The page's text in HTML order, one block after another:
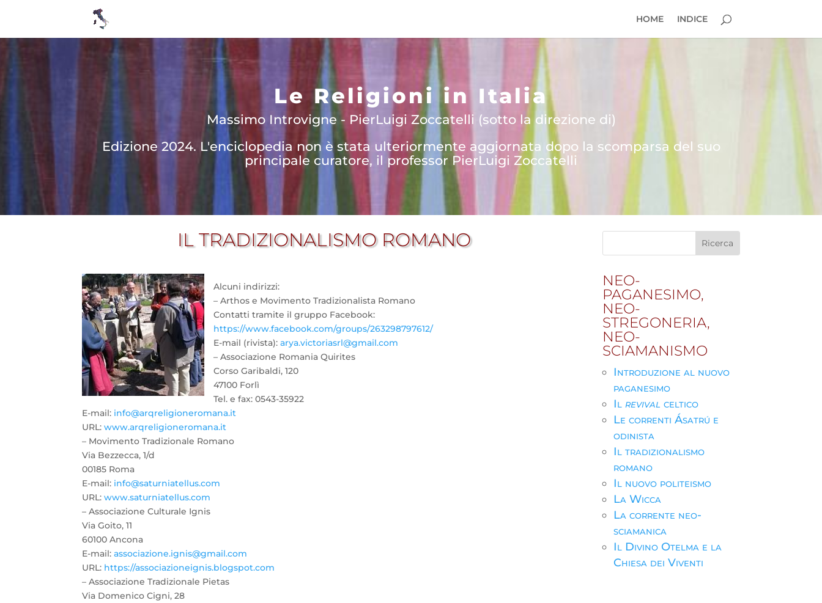
HOME INDICE
Le Religioni in Italia
Massimo Introvigne - PierLuigi Zoccatelli (sotto la direzione di)
Edizione 2024. L'enciclopedia non è stata ulteriormente aggiornata dopo la scomparsa del suo
principale curatore, il professor PierLuigi Zoccatelli
IL TRADIZIONALISMO ROMANO
Alcuni indirizzi:
– Arthos e Movimento Tradizionalista Romano
Contatti tramite il gruppo Facebook:
https://www.facebook.com/groups/263298797612/
E-mail (rivista):arya.victoriasrl@gmail.com
– Associazione Romania Quirites
Corso Garibaldi, 120
47100 Forlì
Tel. e fax: 0543-35922
E-mail: info@arqreligioneromana.it
URL:www.arqreligioneromana.it
– Movimento Tradizionale Romano
Via Bezzecca, 1/d
00185 Roma
E-mail: info@saturniatellus.com
URL:www.saturniatellus.com
– Associazione Culturale Ignis
Via Goito, 11
60100 Ancona
E-mail:associazione.ignis@gmail.com
URL: https://associazioneignis.blogspot.com
– Associazione Tradizionale Pietas
Via Domenico Cigni, 28
NEO-
PAGANESIMO,
NEO-
STREGONERIA,
NEO-
SCIAMANISMO
Introduzione al nuovo
paganesimo
Ilrevivalceltico
Le correnti Ásatrú e
odinista
Il tradizionalismo
romano
Il nuovo politeismo
La Wicca
La corrente neo-
sciamanica
Il Divino Otelma e la
Chiesa dei Viventi